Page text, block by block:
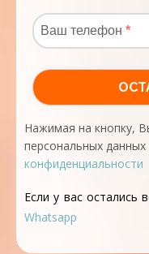
Нажимая на кнопку,
персональных
конфиденциальности
Если у вас остались
Whatsapp